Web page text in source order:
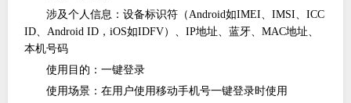
涉及个人信息：设备标识符（ Android如IMEI、IMSI、ICC
ID、Android ID，iOS如IDFV）、IP地址、蓝牙、MAC地址、
本机号码
使用目的：一键登录
使用场景：在用户使用移动手机号一键登录时使用